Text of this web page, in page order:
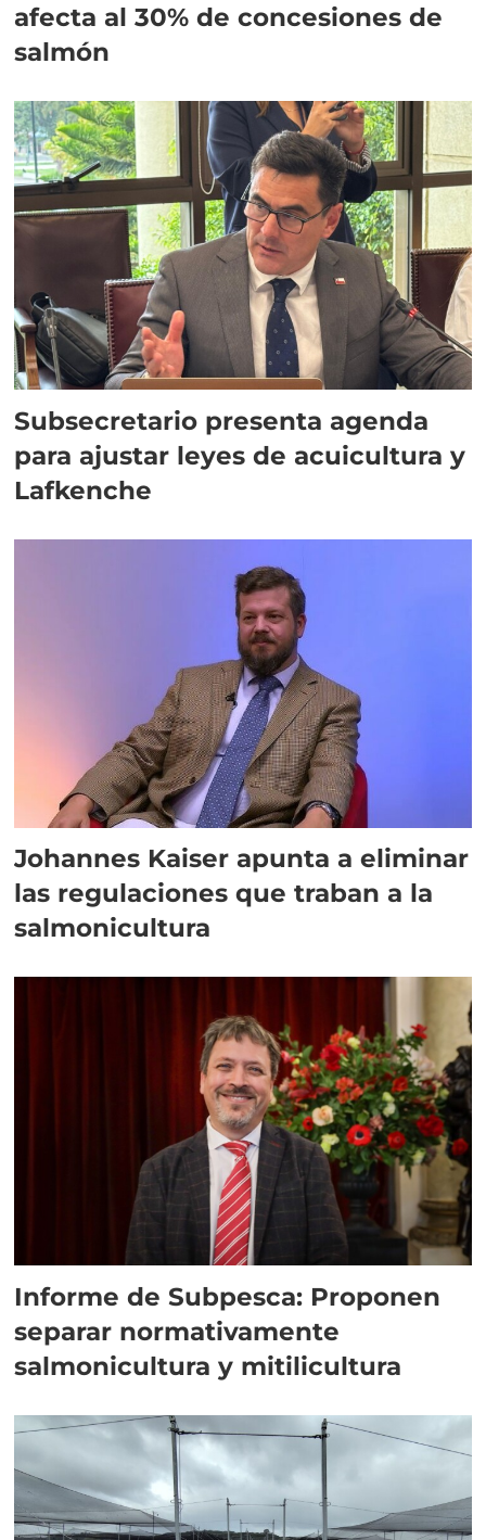
afecta al 30% de concesiones de
salmón
Subsecretario presenta agenda
para ajustar leyes de acuicultura y
Lafkenche
Johannes Kaiser apunta a eliminar
las regulaciones que traban a la
salmonicultura
Informe de Subpesca: Proponen
separar normativamente
salmonicultura y mitilicultura